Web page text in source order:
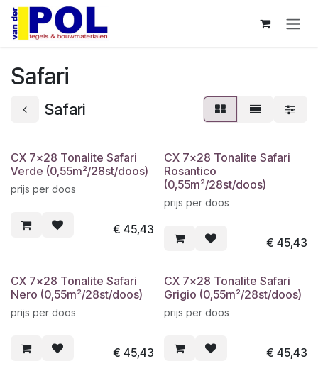
Overslaan naar inhoud
Safari
Safari
CX 7x28 Tonalite Safari
Verde (0,55m²/28st/doos)
prijs per doos
€ 45,43
CX 7x28 Tonalite Safari
Rosantico
(0,55m²/28st/doos)
prijs per doos
€ 45,43
CX 7x28 Tonalite Safari
Nero (0,55m²/28st/doos)
prijs per doos
€ 45,43
CX 7x28 Tonalite Safari
Grigio (0,55m²/28st/doos)
prijs per doos
€ 45,43